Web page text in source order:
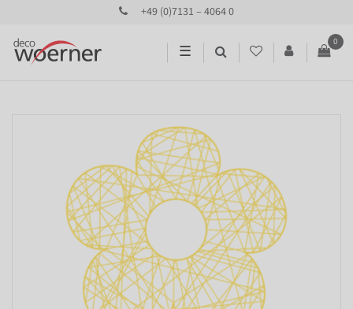
+49 (0)7131 – 4064 0
☰
0